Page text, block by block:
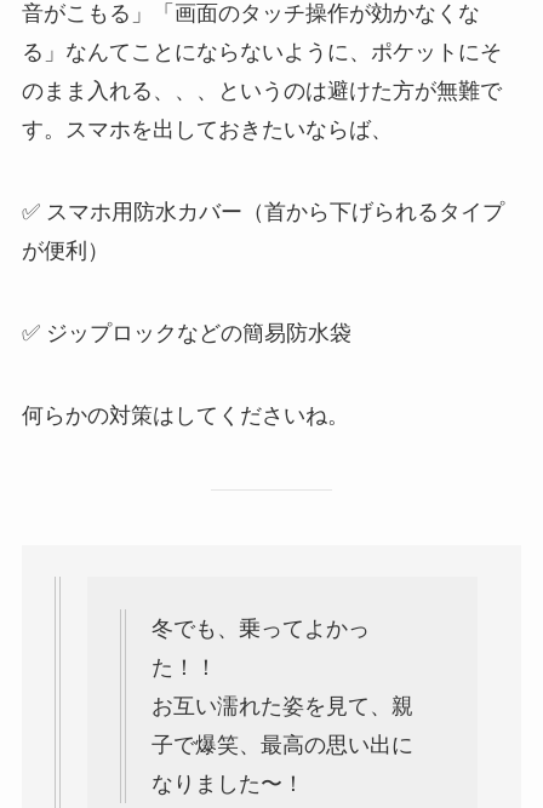
音がこもる」「画面のタッチ操作が効かなくな
る」なんてことにならないように、ポケットにそ
のまま入れる、、、というのは避けた方が無難で
す。スマホを出しておきたいならば、
✅ スマホ用防水カバー（首から下げられるタイプ
が便利）
✅ ジップロックなどの簡易防水袋
何らかの対策はしてくださいね。
冬でも、乗ってよかっ
た！！
お互い濡れた姿を見て、親
子で爆笑、最高の思い出に
なりました〜！